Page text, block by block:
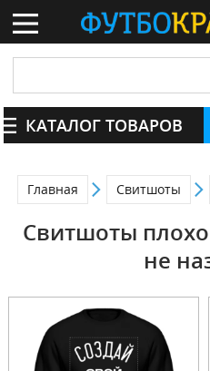
КАТАЛОГ ТОВАРОВ
Главная Свитшоты
Свитшоты
не